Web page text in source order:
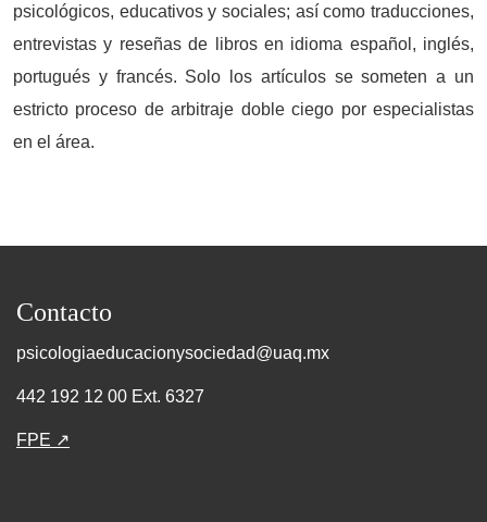
psicológicos, educativos y sociales; así como traducciones,
entrevistas y reseñas de libros en idioma español, inglés,
portugués y francés. Solo los artículos se someten a un
estricto proceso de arbitraje doble ciego por especialistas
en el área.
Contacto
psicologiaeducacionysociedad@uaq.mx
442 192 12 00 Ext. 6327
FPE ↗